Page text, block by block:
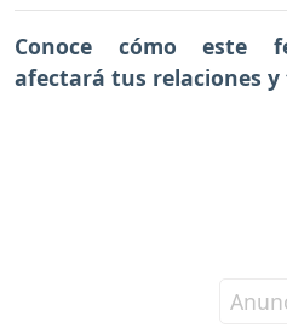
Conoce cómo este
afectará tus relaciones y